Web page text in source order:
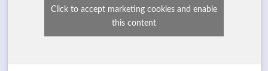
Click to accept marketing cookies and enable
this content